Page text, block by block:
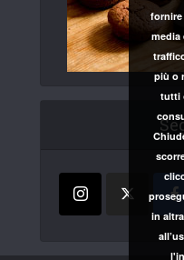
media
più o
tutti
in